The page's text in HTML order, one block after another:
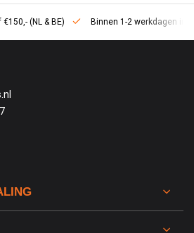
(NL & BE) Binnen 1-2 werkdagen in